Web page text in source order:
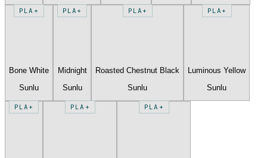
PLA+
Bone White
Sunlu
PLA+
Midnight
Sunlu
PLA+
Roasted Chestnut Black
Sunlu
PLA+
Luminous Yellow
Sunlu
PLA+ PLA+ PLA+